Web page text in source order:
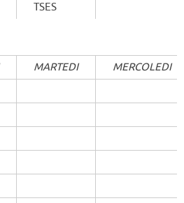
TSES
MARTEDI
MERCOLEDI